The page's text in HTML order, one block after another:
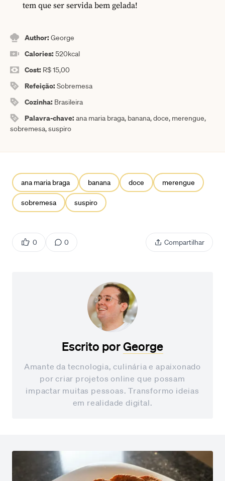
tem que ser servida bem gelada!
Author:George
Calories:520kcal
Cost: R$ 15,00
Refeição:Sobremesa
Cozinha: Brasileira
Palavra-chave:ana maria braga, banana, doce, merengue,
sobremesa, suspiro
ana maria braga banana doce merengue
sobremesa suspiro
0 0 Compartilhar
Escrito porGeorge
Amante da tecnologia, culinária e apaixonado
por criar projetos online que possam
impactar muitas pessoas. Transformo ideias
em realidade digital.